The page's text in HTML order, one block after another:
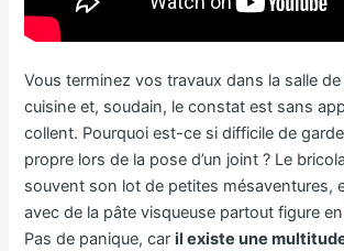
Vous terminez vos travaux dans la salle de
cuisine et, soudain, le constat est sans
collent. Pourquoi est-ce si difficile de
propre lors de la pose d’un joint ? Le
souvent son lot de petites mésaventures,
avec de la pâte visqueuse partout figure
Pas de panique, caril existe une